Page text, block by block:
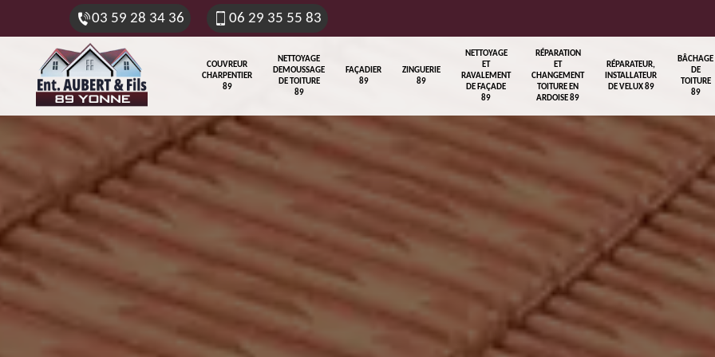
03 59 28 34 36 06 29 35 55 83
COUVREUR
CHARPENTIER
89
NETTOYAGE
DEMOUSSAGE
DE TOITURE
89
FAÇADIER
89
ZINGUERIE
89
NETTOYAGE
ET
RAVALEMENT
DE FAÇADE
89
RÉPARATION
ET
CHANGEMENT
TOITURE EN
ARDOISE 89
RÉPARATEUR,
INSTALLATEUR
DE VELUX 89
BÂCHAGE
DE
TOITURE
89